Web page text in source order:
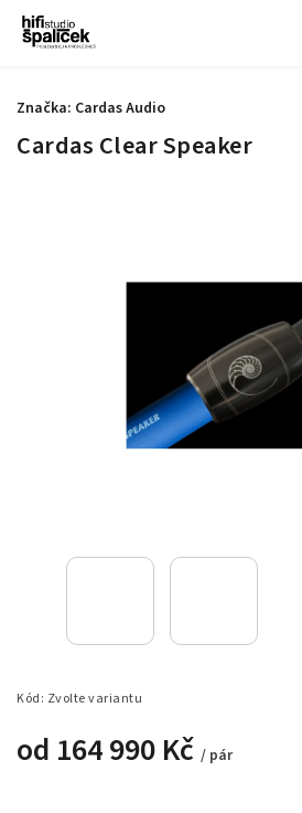
Cardas Clear Speaker
Kód: Zvolte variantu
od 164 990 Kč / pár
Značka: Cardas Audio